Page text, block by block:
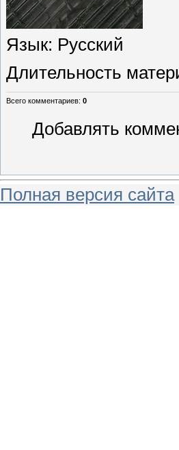
Язык: Русский
Длительность
Всего комментариев: 0
Добавлять
Полная версия сайта